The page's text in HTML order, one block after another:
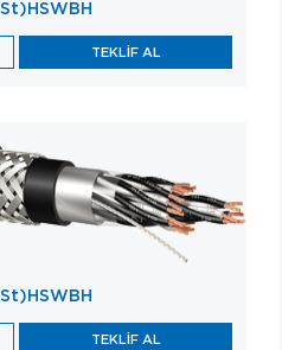
TEKLİF AL
TEKLİF AL